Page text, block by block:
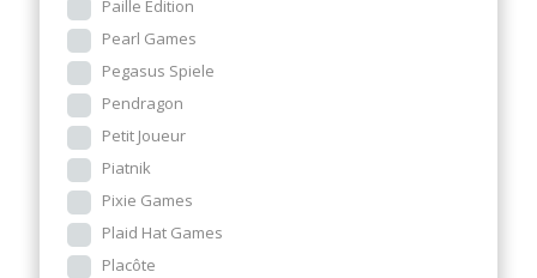
Paille Edition
Pearl Games
Pegasus Spiele
Pendragon
Petit Joueur
Piatnik
Pixie Games
Plaid Hat Games
Placôte